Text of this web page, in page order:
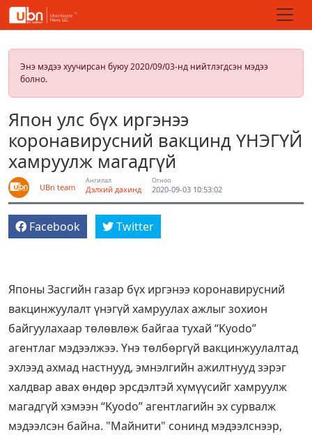
Энэ мэдээ хуучирсан буюу 2020/09/03-нд нийтлэгдсэн мэдээ
болно.
Япон улс бүх иргэнээ
коронавирусний вакцинд ҮНЭГҮЙ
хамруулж магадгүй
UBn team
Ангилал
Дэлхий дахинд
Огноо
2020-09-03 10:53:02
Facebook Twitter
Японы Засгийн газар бүх иргэнээ коронавирусний
вакцинжуулалт үнэгүй хамруулах ажлыг зохион
байгуулахаар төлөвлөж байгаа тухай “Kyodo”
агентлаг мэдээлжээ. Үнэ төлбөргүй вакцинжуулалтад
эхлээд ахмад настнууд, эмнэлгийн ажилтнууд зэрэг
халдвар авах өндөр эрсдэлтэй хүмүүсийг хамруулж
магадгүй хэмээн “Kyodo” агентлагийн эх сурвалж
мэдээлсэн байна. "Майнити" сонинд мэдээлснээр,